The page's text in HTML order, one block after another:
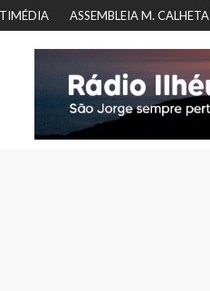
ASSEMBLEIA M. CALHETA